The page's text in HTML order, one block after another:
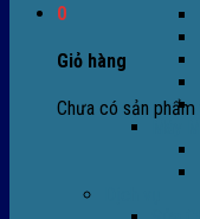
0
Giỏ hàng
Chưa có sản